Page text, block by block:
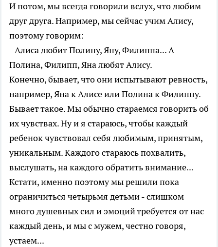
И потом, мы всегда говорили вслух, что любим
друг друга. Например, мы сейчас учим Алису,
поэтому говорим:
- Алиса любит Полину, Яну, Филиппа... А
Полина, Филипп, Яна любят Алису.
Конечно, бывает, что они испытывают ревность,
например, Яна к Алисе или Полина к Филиппу.
Бывает такое. Мы обычно стараемся говорить об
их чувствах. Ну и я стараюсь, чтобы каждый
ребенок чувствовал себя любимым, принятым,
уникальным. Каждого стараюсь похвалить,
выслушать, на каждого обратить внимание...
Кстати, именно поэтому мы решили пока
ограничиться четырьмя детьми - слишком
много душевных сил и эмоций требуется от нас
каждый день, и мы с мужем, честно говоря,
устаем...